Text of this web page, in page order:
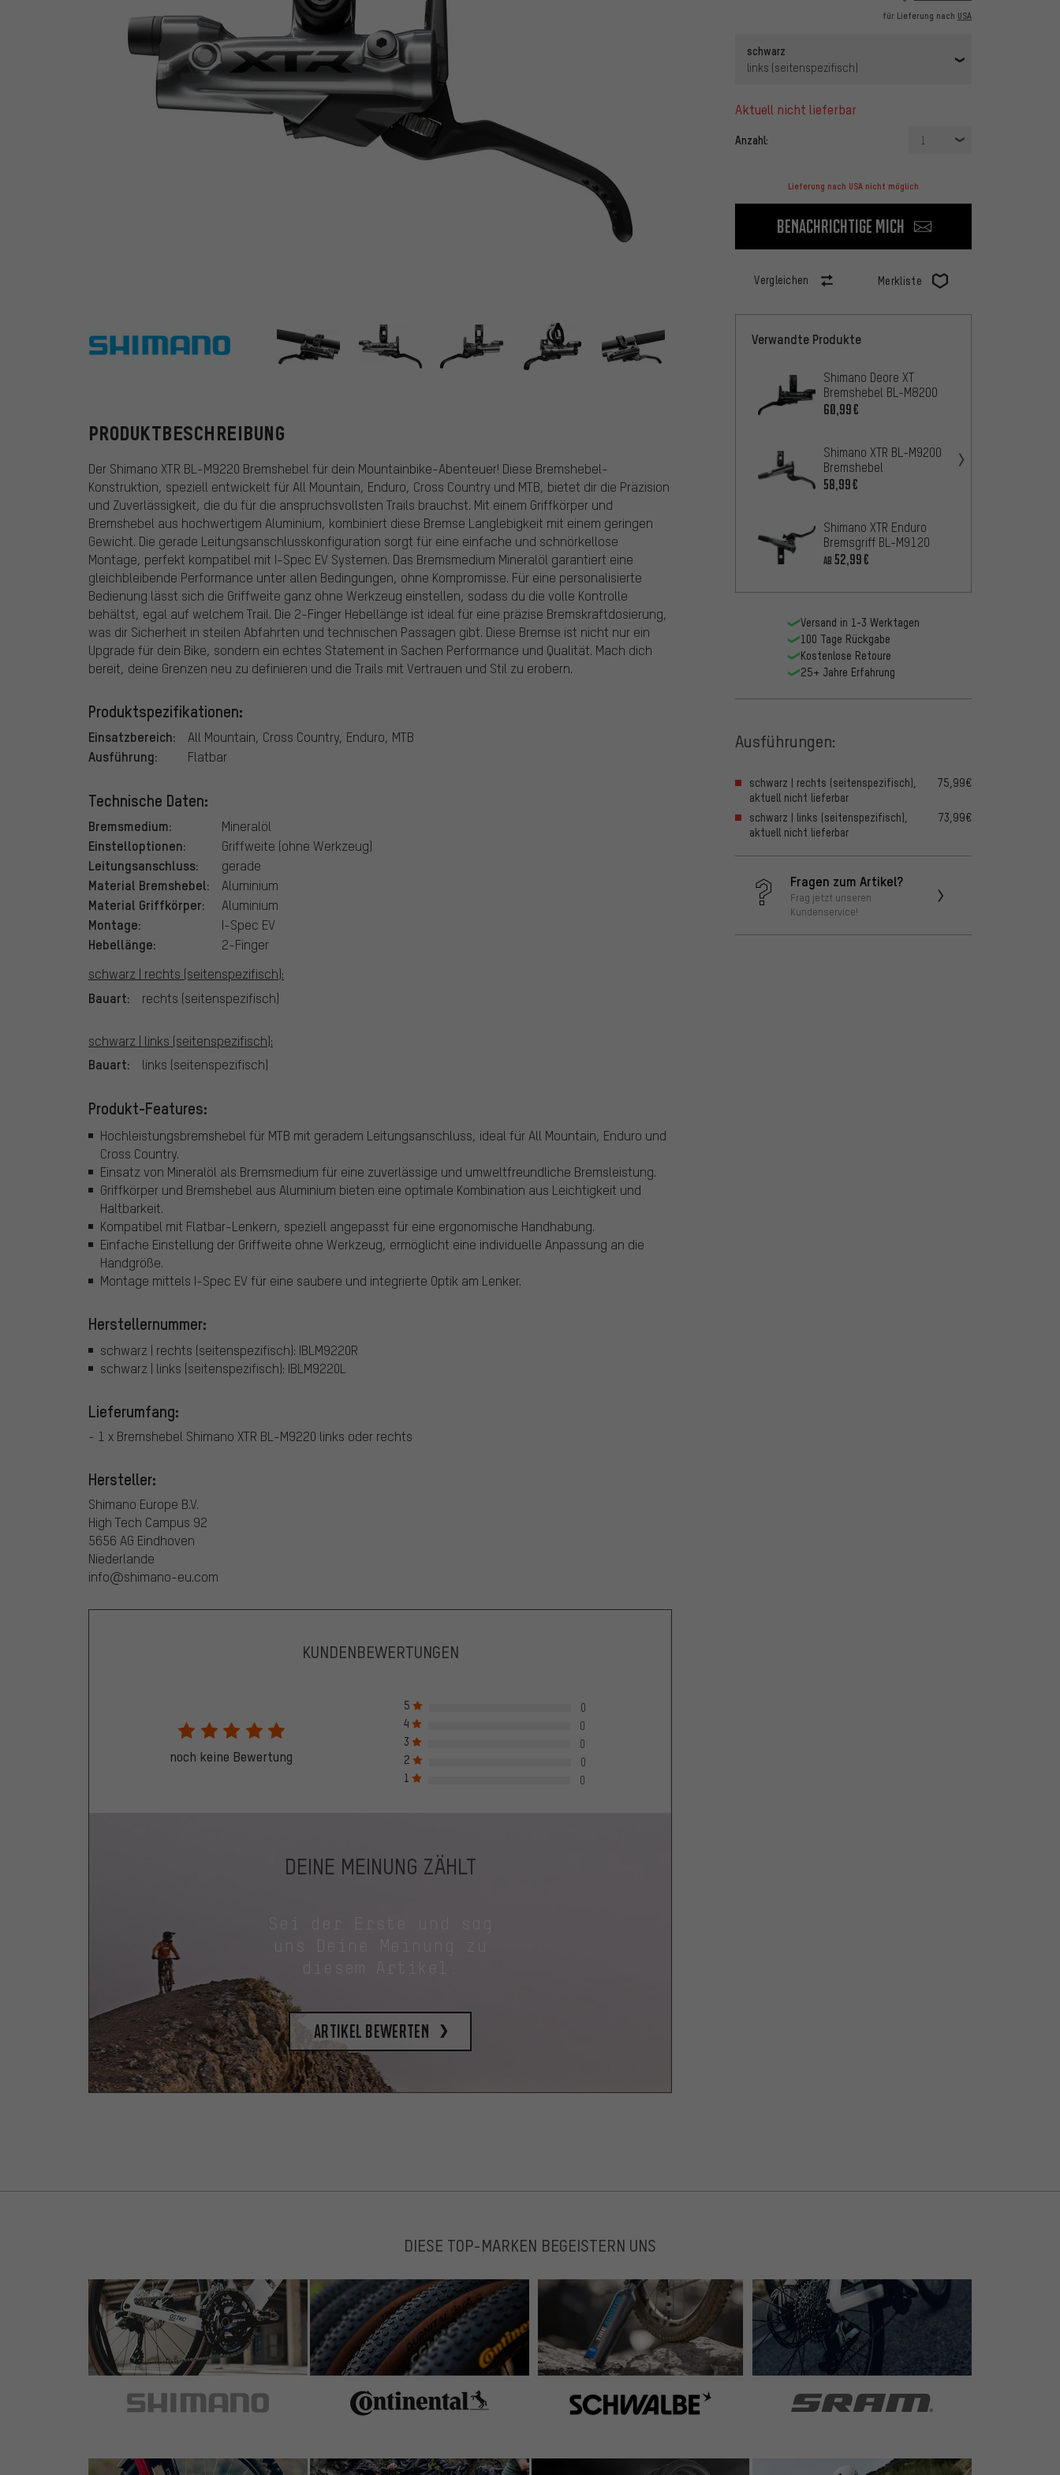
für Lieferung nach USA
schwarz
links (seitenspezifisch)
aktuell nicht lieferbar
Anzahl: 1
Lieferung nach USA nicht möglich
Benachrichtige mich
Vergleichen Merkliste
Shimano
PRODUKTBESCHREIBUNG
Der Shimano XTR BL-M9220 Bremshebel für dein Mountainbike-Abenteuer! Diese Bremshebel-
Konstruktion, speziell entwickelt für All Mountain, Enduro, Cross Country und MTB, bietet dir die Präzision
und Zuverlässigkeit, die du für die anspruchsvollsten Trails brauchst. Mit einem Griffkörper und
Bremshebel aus hochwertigem Aluminium, kombiniert diese Bremse Langlebigkeit mit einem geringen
Gewicht. Die gerade Leitungsanschlusskonfiguration sorgt für eine einfache und schnörkellose
Montage, perfekt kompatibel mit I-Spec EV Systemen. Das Bremsmedium Mineralöl garantiert eine
gleichbleibende Performance unter allen Bedingungen, ohne Kompromisse. Für eine personalisierte
Bedienung lässt sich die Griffweite ganz ohne Werkzeug einstellen, sodass du die volle Kontrolle
behältst, egal auf welchem Trail. Die 2-Finger Hebellänge ist ideal für eine präzise Bremskraftdosierung,
was dir Sicherheit in steilen Abfahrten und technischen Passagen gibt. Diese Bremse ist nicht nur ein
Upgrade für dein Bike, sondern ein echtes Statement in Sachen Performance und Qualität. Mach dich
bereit, deine Grenzen neu zu definieren und die Trails mit Vertrauen und Stil zu erobern.
Produktspezifikationen:
Einsatzbereich: All Mountain, Cross Country, Enduro, MTB
Ausführung: Flatbar
Technische Daten:
Bremsmedium: Mineralöl
Einstelloptionen: Griffweite (ohne Werkzeug)
Leitungsanschluss: gerade
Material Bremshebel: Aluminium
Material Griffkörper: Aluminium
Montage: I-Spec EV
Hebellänge:
2-Finger
schwarz | rechts (seitenspezifisch):
Bauart: rechts (seitenspezifisch)
schwarz | links (seitenspezifisch):
Bauart: links (seitenspezifisch)
Produkt-Features:
Hochleistungsbremshebel für MTB mit geradem Leitungsanschluss, ideal für All Mountain, Enduro und
Cross Country.
Einsatz von Mineralöl als Bremsmedium für eine zuverlässige und umweltfreundliche Bremsleistung.
Griffkörper und Bremshebel aus Aluminium bieten eine optimale Kombination aus Leichtigkeit und
Haltbarkeit.
Kompatibel mit Flatbar-Lenkern, speziell angepasst für eine ergonomische Handhabung.
Einfache Einstellung der Griffweite ohne Werkzeug, ermöglicht eine individuelle Anpassung an die
Handgröße.
Montage mittels I-Spec EV für eine saubere und integrierte Optik am Lenker.
Herstellernummer:
schwarz | rechts (seitenspezifisch): IBLM9220R
schwarz | links (seitenspezifisch): IBLM9220L
Lieferumfang:
- 1 x Bremshebel Shimano XTR BL-M9220 links oder rechts
Hersteller:
Shimano Europe B.V.
High Tech Campus 92
5656 AG Eindhoven
Niederlande
info@shimano-eu.com
Verwandte Produkte
Shimano Deore XT
Bremshebel BL-M8200
60,99€
Shimano XTR BL-M9200
Bremshebel
58,99€
Shimano XTR Enduro
Bremsgriff BL-M9120
AB 52,99€
Versand in 1-3 Werktagen
100 Tage Rückgabe
Kostenlose Retoure
25+ Jahre Erfahrung
Ausführungen:
schwarz | rechts (seitenspezifisch),
aktuell nicht lieferbar
75,99€
schwarz | links (seitenspezifisch),
aktuell nicht lieferbar
73,99€
Fragen zum Artikel?
Frag jetzt unseren
Kundenservice!
KUNDENBEWERTUNGEN
noch keine Bewertung
5
0
4
0
3
0
2
0
1
0
DEINE MEINUNG ZÄHLT
diesem Artikel.
Artikel bewerten
DIESE TOP-MARKEN BEGEISTERN UNS